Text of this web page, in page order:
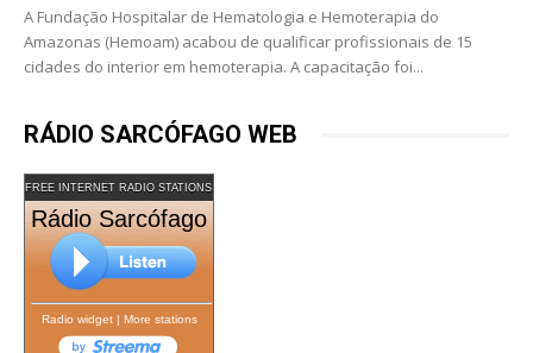
A Fundação Hospitalar de Hematologia e Hemoterapia do
Amazonas (Hemoam) acabou de qualificar profissionais de 15
cidades do interior em hemoterapia. A capacitação foi...
RÁDIO SARCÓFAGO WEB
FREE INTERNET RADIO STATIONS
Rádio Sarcófago
Radio widget| More stations